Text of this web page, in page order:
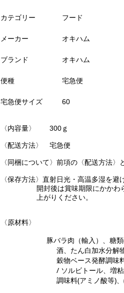
カテゴリー フード
メーカー オキハム
ブランド オキハム
便種 宅急便
宅急便サイズ 60
〈内容量〉 300ｇ
〈配送方法〉 宅急便
〈同梱について〉前項の〈配送方法
〈保存方法〉直射日光・高温多湿を避
開封後は賞味期限にかかわら
上がりください。
〈原材料〉
豚バラ肉（輸入）、糖
酒、たん白加水分解物、鰹
穀物ベース発酵調味料、お
/ ソルビトール、増粘剤(キ
調味料(アミノ酸等)、(一部